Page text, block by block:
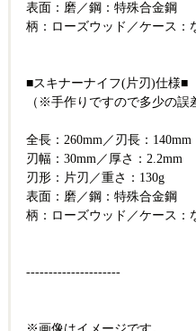
表面：磨／鋼：特殊合金鋼
柄：ローズウッド／ケース：
■スキナーナイフ(片刃)仕様■
（※手作りですので多少の誤
全長：260mm／刃長：140mm
刃幅：30mm／厚さ：2.2mm
刃形：片刃／重さ：130g
表面：磨／鋼：特殊合金鋼
柄：ローズウッド／ケース：
---------------------